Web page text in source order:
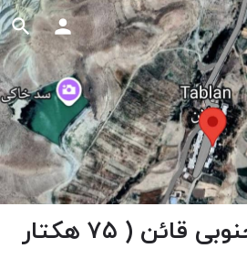
زمین خراسان جنوبی قائن ( ۷۵ هکتار